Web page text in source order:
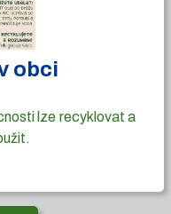
obci
lze recyklovat a